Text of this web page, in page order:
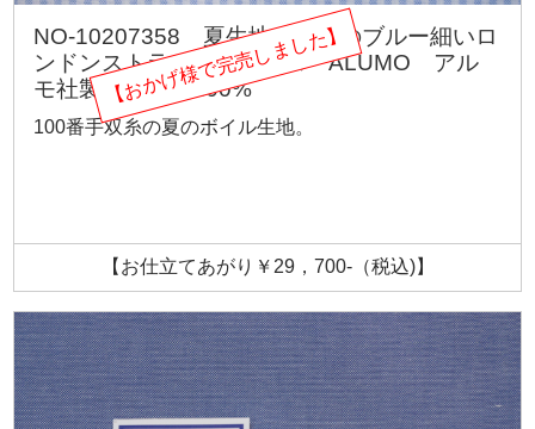
NO-10207358 夏生地ボイルのブルー細いロ
ンドンストライプ スイス ALUMO アル
モ社製生地 綿100%
100番手双糸の夏のボイル生地。
【お仕立てあがり￥29，700-（税込)】
【おかげ様で完売しました】